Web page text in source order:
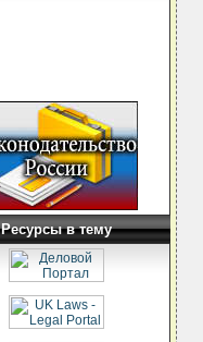
Ресурсы в тему